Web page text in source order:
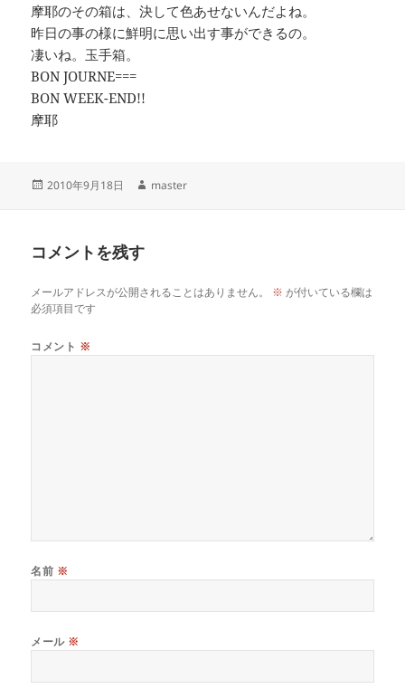
摩耶のその箱は、決して色あせないんだよね。
昨日の事の様に鮮明に思い出す事ができるの。
凄いね。玉手箱。
BON JOURNE===
BON WEEK-END!!
摩耶
投
2010年9月18日
作
master
コメントを残す
メールアドレスが公開されることはありません。 ※ が付いている欄は
必須項目です
コメント ※
名前 ※
メール ※